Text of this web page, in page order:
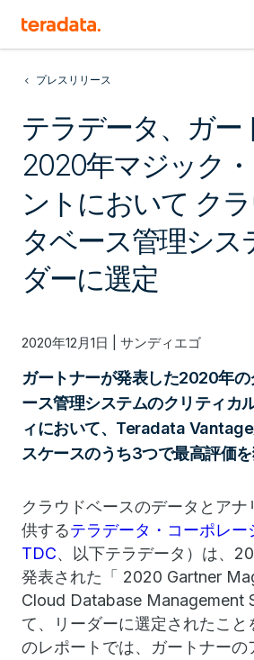
プレスリリース
テラデータ、ガー
2020年マジック
ントにおいて ク
タベース管理シス
ダーに選定
2020年12月1日 | サンディエゴ
ガートナーが発表した2020年
ース管理システムのクリティカ
ィにおいて、Teradata
スケースのうち3つで最高評価
クラウドベースのデータとアナ
供するテラデータ・コーポレー
TDC、以下テラデータ）は、
発表された「 2020 Gartner
Cloud Database Management
て、リーダーに選定されたこと
のレポートでは、ガートナーの